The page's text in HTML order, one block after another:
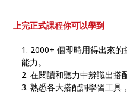
上完正式課程你可以學到
2000+ 個即時用得出來
能力。
在閱讀和聽力中辨識出搭
熟悉各大搭配詞學習工具